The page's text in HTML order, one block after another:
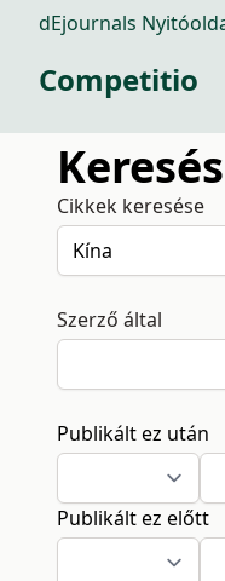
dEjournals
Competitio
Keresés
Cikkek keresése
Szerző által
Publikált ez után
Publikált ez előtt